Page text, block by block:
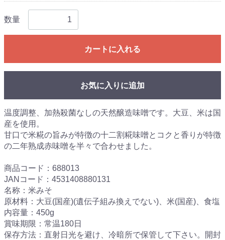
数量
カートに入れる
お気に入りに追加
温度調整、加熱殺菌なしの天然醸造味噌です。大豆、米は国
産を使用。
甘口で米糀の旨みが特徴の十二割糀味噌とコクと香りが特徴
の二年熟成赤味噌を半々で合わせました。
商品コード：688013
JANコード：4531408880131
名称：米みそ
原材料：大豆(国産)(遺伝子組み換えでない)、米(国産)、食塩
内容量：450g
賞味期限：常温180日
保存方法：直射日光を避け、冷暗所で保管して下さい。開封